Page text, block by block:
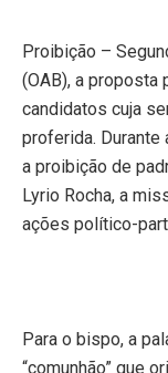
Proibição –
(OAB), a proposta
candidatos cuja
proferida. Durante
a proibição de
Lyrio Rocha, a
ações político-
Para o bispo, a
“comunhão” que